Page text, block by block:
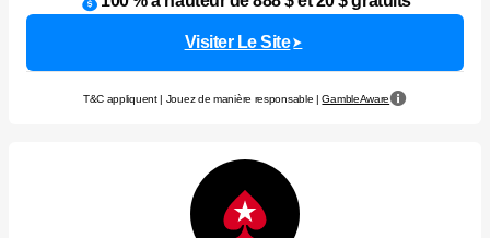
Visiter Le Site
T&C appliquent | Jouez de manière responsable |GambleAware